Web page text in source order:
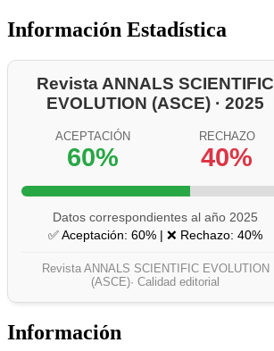
Información Estadística
Revista ANNALS SCIENTIFIC
EVOLUTION (ASCE) · 2025
ACEPTACIÓN
60%
RECHAZO
40%
Datos correspondientes al año 2025
✅ Aceptación: 60% | ❌ Rechazo: 40%
Revista ANNALS SCIENTIFIC EVOLUTION
(ASCE)· Calidad editorial
Información